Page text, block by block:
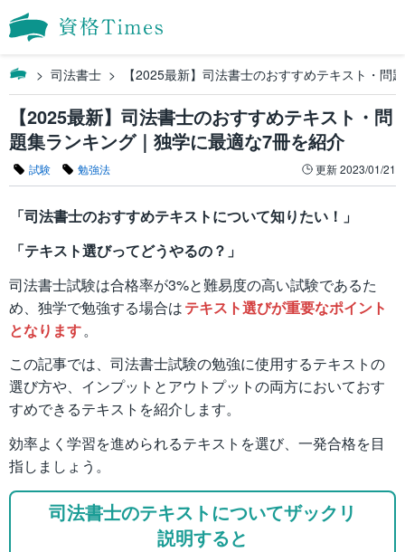
司法書士 【2025最新】司法書士のおすすめテキスト・問
【2025最新】司法書士のおすすめテキスト・問
題集ランキング｜独学に最適な7冊を紹介
試験 勉強法 更新2023/01/21
「司法書士のおすすめテキストについて知りたい！」
「テキスト選びってどうやるの？」
司法書士試験は合格率が3%と難易度の高い試験であるた
め、独学で勉強する場合はテキスト選びが重要なポイント
となります。
この記事では、司法書士試験の勉強に使用するテキストの
選び方や、インプットとアウトプットの両方においておす
すめできるテキストを紹介します。
効率よく学習を進められるテキストを選び、一発合格を目
指しましょう。
司法書士のテキストについてザックリ
説明すると